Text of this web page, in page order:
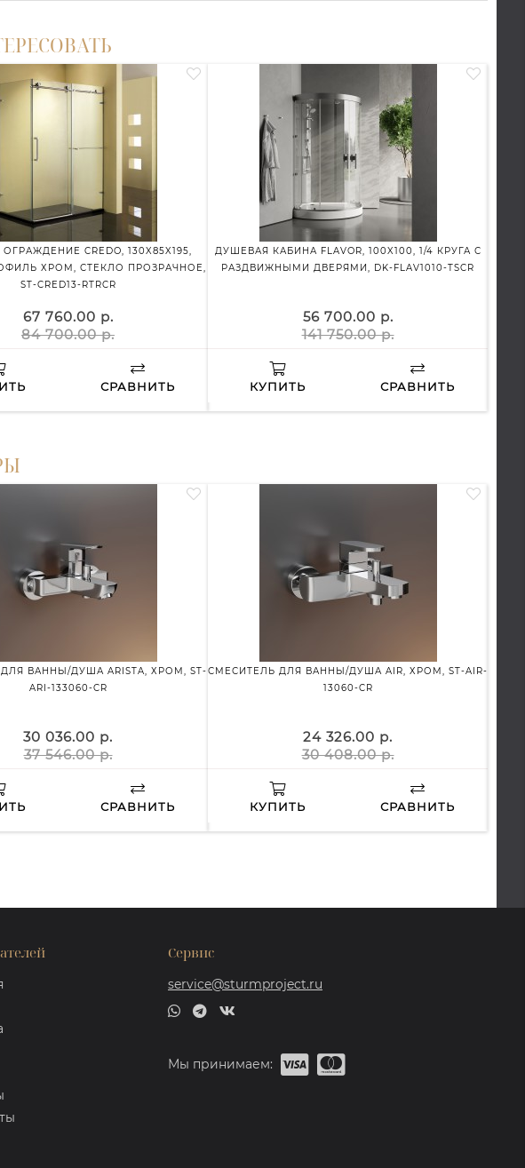
CREDO, 130X85X195,
ХРОМ, СТЕКЛО ПРОЗРАЧНОЕ,
ST-CRED13-RTRCR
67 760.00 р.
84 700.00 р.
СРАВНИТЬ
ДУШЕВАЯ КАБИНА FLAVOR, 100X100, 1/4 КРУГА С
РАЗДВИЖНЫМИ ДВЕРЯМИ, DK-FLAV1010-TSCR
56 700.00 р.
141 750.00 р.
КУПИТЬ СРАВНИТЬ
ВАННЫ/ДУША ARISTA, ХРОМ, ST-
ARI-133060-CR
30 036.00 р.
37 546.00 р.
СРАВНИТЬ
СМЕСИТЕЛЬ ДЛЯ ВАННЫ/ДУША AIR, ХРОМ, ST-AIR-
13060-CR
24 326.00 р.
30 408.00 р.
КУПИТЬ СРАВНИТЬ
Сервис
service@sturmproject.ru
Мы принимаем: